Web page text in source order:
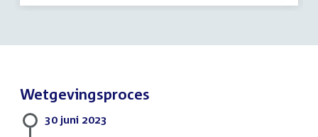
Wetgevingsproces
30 juni 2023